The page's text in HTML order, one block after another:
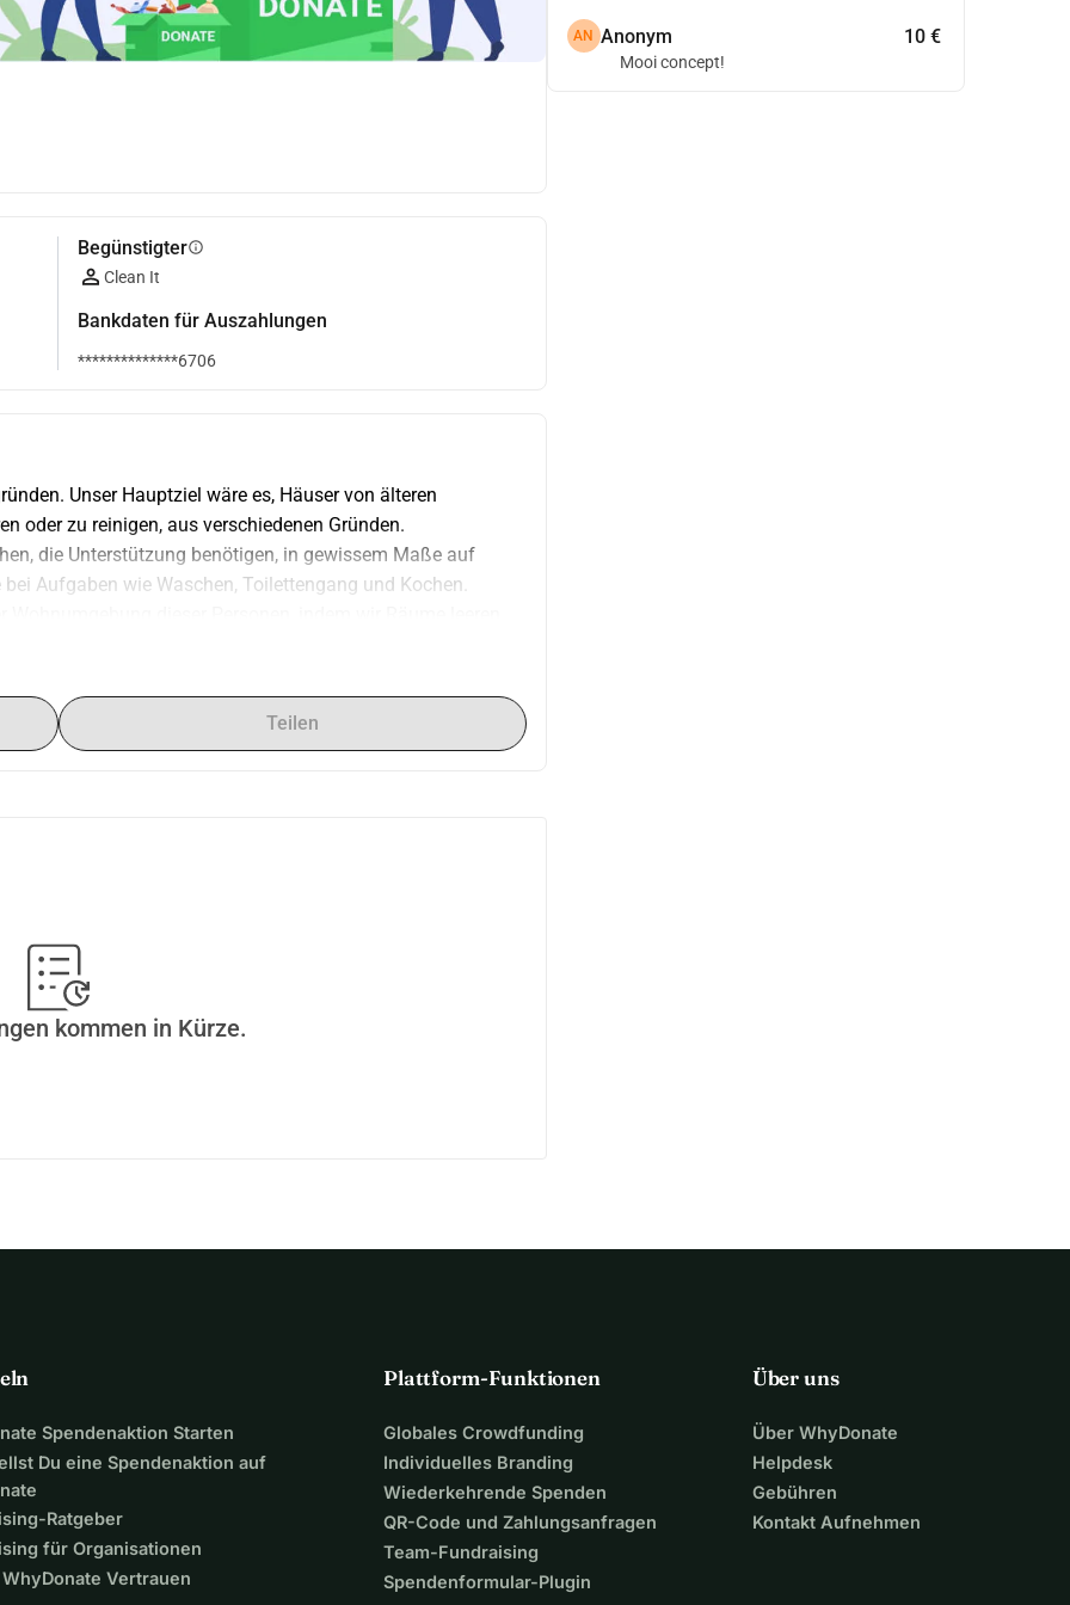
Begünstigterinfo
Clean It
Bankdaten für Auszahlungen
**************6706
Unser Hauptziel wäre es, Häuser von älteren
oder zu reinigen, aus verschiedenen Gründen.
die Unterstützung benötigen, in gewissem Maße auf
Aufgaben wie Waschen, Toilettengang und Kochen.
Wohnzimmer, Schlafzimmer, Dachböden und Garagen
Preise zwischen 250 und 500 Euro pro Zimmer.
die Qualität unserer Dienstleistungen zu beeinträchtigen.
Teilen
kommen in Kürze.
AN Anonym 10 €
Mooi concept!
Spendenaktion Starten
Du eine Spendenaktion auf
Ratgeber
für Organisationen
Vertrauen
Plattform-Funktionen
Globales Crowdfunding
Individuelles Branding
Wiederkehrende Spenden
QR-Code und Zahlungsanfragen
Team-Fundraising
Spendenformular-Plugin
Über uns
Über WhyDonate
Helpdesk
Gebühren
Kontakt Aufnehmen